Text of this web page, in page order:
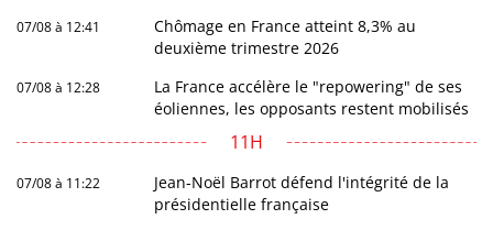
07/08 à 12:41
Chômage en France atteint 8,3% au
deuxième trimestre 2026
07/08 à 12:28
La France accélère le "repowering" de ses
éoliennes, les opposants restent mobilisés
11H
07/08 à 11:22
Jean-Noël Barrot défend l'intégrité de la
présidentielle française